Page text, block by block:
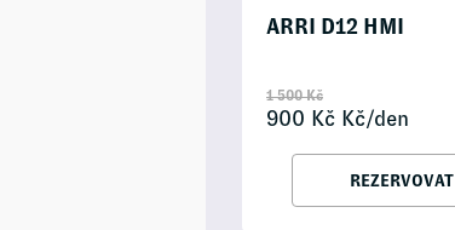
ARRI D12 HMI
1 500 Kč
900 Kč Kč/den
REZERVOVAT